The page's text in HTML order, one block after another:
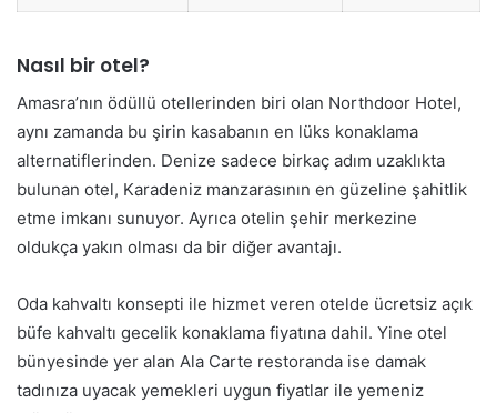
Nasıl bir otel?
Amasra’nın ödüllü otellerinden biri olan Northdoor Hotel,
aynı zamanda bu şirin kasabanın en lüks konaklama
alternatiflerinden. Denize sadece birkaç adım uzaklıkta
bulunan otel, Karadeniz manzarasının en güzeline şahitlik
etme imkanı sunuyor. Ayrıca otelin şehir merkezine
oldukça yakın olması da bir diğer avantajı.
Oda kahvaltı konsepti ile hizmet veren otelde ücretsiz açık
büfe kahvaltı gecelik konaklama fiyatına dahil. Yine otel
bünyesinde yer alan Ala Carte restoranda ise damak
tadınıza uyacak yemekleri uygun fiyatlar ile yemeniz